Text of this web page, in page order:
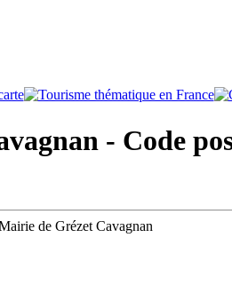
- Code
de Grézet Cavagnan